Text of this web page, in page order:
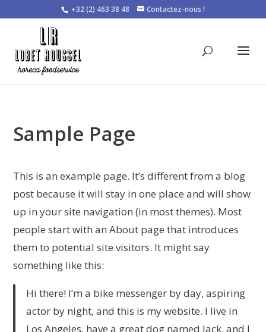
+32 (2) 463 38 48 Contactez-nous !
Sample Page
This is an example page. It’s different from a blog
post because it will stay in one place and will show
up in your site navigation (in most themes). Most
people start with an About page that introduces
them to potential site visitors. It might say
something like this:
Hi there! I’m a bike messenger by day, aspiring
actor by night, and this is my website. I live in
Los Angeles, have a great dog named Jack, and I